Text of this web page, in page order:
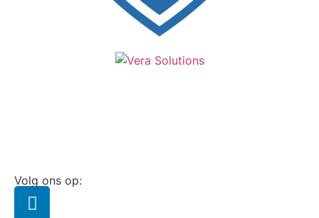
Volg ons op: